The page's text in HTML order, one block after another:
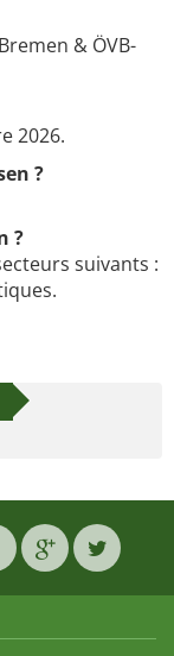
& ÖVB-
2026.
?
?
suivants :